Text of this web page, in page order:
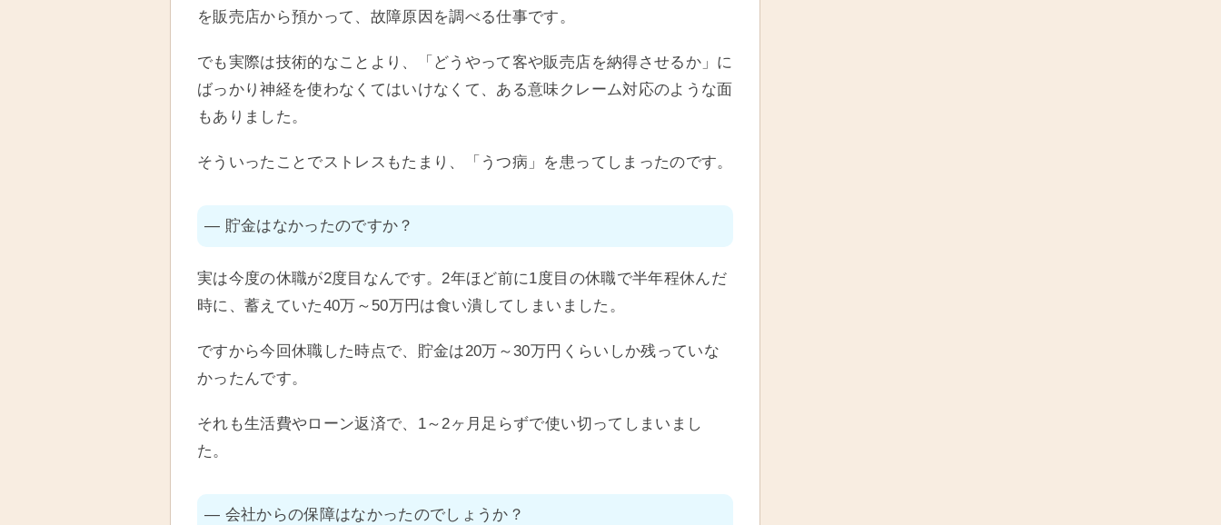
を販売店から預かって、故障原因を調べる仕事です。
でも実際は技術的なことより、「どうやって客や販売店を納得させるか」に
ばっかり神経を使わなくてはいけなくて、ある意味クレーム対応のような面
もありました。
そういったことでストレスもたまり、「うつ病」を患ってしまったのです。
― 貯金はなかったのですか？
実は今度の休職が2度目なんです。2年ほど前に1度目の休職で半年程休んだ
時に、蓄えていた40万～50万円は食い潰してしまいました。
ですから今回休職した時点で、貯金は20万～30万円くらいしか残っていな
かったんです。
それも生活費やローン返済で、1～2ヶ月足らずで使い切ってしまいまし
た。
― 会社からの保障はなかったのでしょうか？